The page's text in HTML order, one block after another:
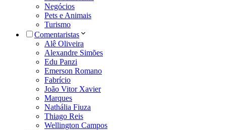
Negócios
Pets e Animais
Turismo
Comentaristas
Alê Oliveira
Alexandre Simões
Edu Panzi
Emerson Romano
Fabrício
João Vitor Xavier
Marques
Nathália Fiuza
Thiago Reis
Wellington Campos